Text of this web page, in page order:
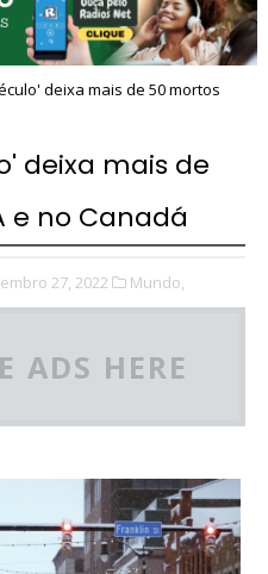
deixa mais de 50 mortos
deixa mais de
e no Canadá
27, 2022 Mundo,
ADS HERE